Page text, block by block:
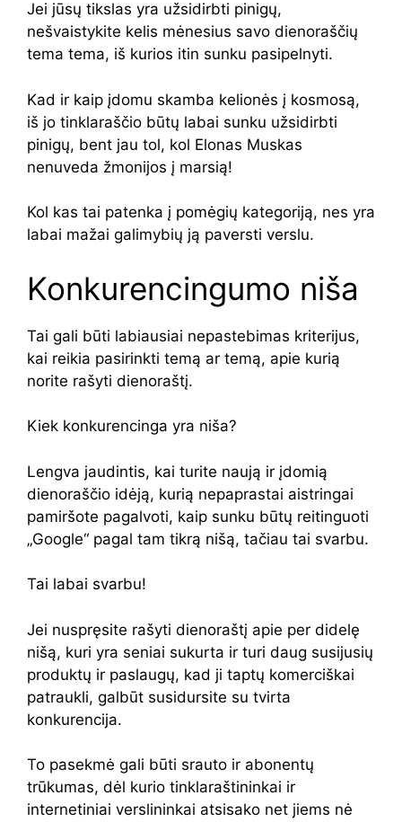
Jei jūsų tikslas yra užsidirbti pinigų,
nešvaistykite kelis mėnesius savo dienoraščių
tema tema, iš kurios itin sunku pasipelnyti.
Kad ir kaip įdomu skamba kelionės į kosmosą,
iš jo tinklaraščio būtų labai sunku užsidirbti
pinigų, bent jau tol, kol Elonas Muskas
nenuveda žmonijos į marsią!
Kol kas tai patenka į pomėgių kategoriją, nes yra
labai mažai galimybių ją paversti verslu.
Konkurencingumo niša
Tai gali būti labiausiai nepastebimas kriterijus,
kai reikia pasirinkti temą ar temą, apie kurią
norite rašyti dienoraštį.
Kiek konkurencinga yra niša?
Lengva jaudintis, kai turite naują ir įdomią
dienoraščio idėją, kurią nepaprastai aistringai
pamiršote pagalvoti, kaip sunku būtų reitinguoti
„Google“ pagal tam tikrą nišą, tačiau tai svarbu.
Tai labai svarbu!
Jei nuspręsite rašyti dienoraštį apie per didelę
nišą, kuri yra seniai sukurta ir turi daug susijusių
produktų ir paslaugų, kad ji taptų komerciškai
patraukli, galbūt susidursite su tvirta
konkurencija.
To pasekmė gali būti srauto ir abonentų
trūkumas, dėl kurio tinklaraštininkai ir
internetiniai verslininkai atsisako net jiems nė